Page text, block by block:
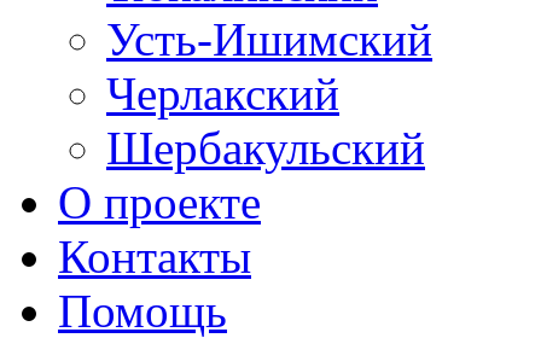
Усть-Ишимский
Черлакский
Шербакульский
О проекте
Контакты
Помощь